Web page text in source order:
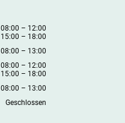
08:00 – 12:00
15:00 – 18:00
08:00 – 13:00
08:00 – 12:00
15:00 – 18:00
08:00 – 13:00
Geschlossen